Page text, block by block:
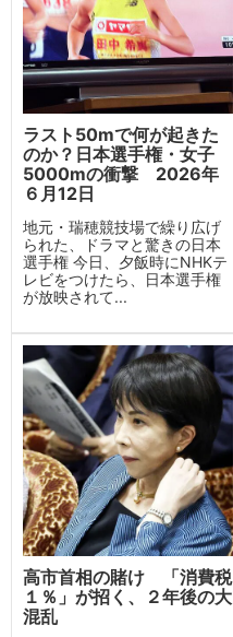
ラスト50mで何が起きた
のか？日本選手権・女子
5000mの衝撃 2026年
６月12日
地元・瑞穂競技場で繰り広げ
られた、ドラマと驚きの日本
選手権 今日、夕飯時にNHKテ
レビをつけたら、日本選手権
が放映されて...
高市首相の賭け 「消費税
１％」が招く、２年後の大
混乱